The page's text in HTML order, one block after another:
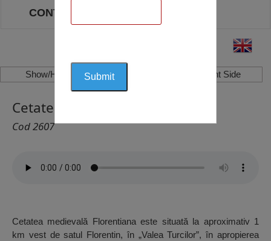
CONTACT
Show/Hide Left Side Show/Hide Right Side
Cetatea “Florentiana”, Florentin
Cod 2607
Cetatea medievală Florentiana este situată la aproximativ 1
km vest de satul Florentin, în „Valea Turcilor”, în apropierea